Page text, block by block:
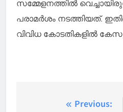
പരാമര്‍ശം നടത്തിയത്.
വിവിധ കോടതികളില്‍
Previous: